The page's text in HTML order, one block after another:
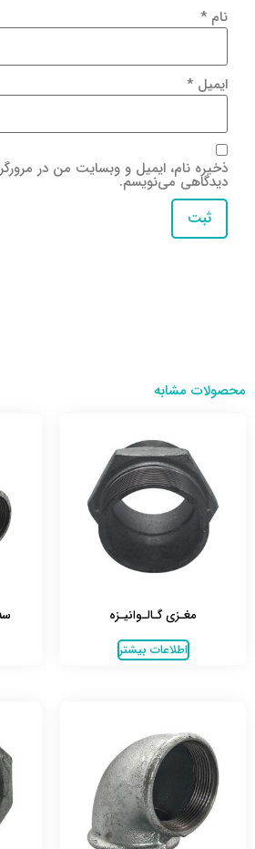
نام *
ایمیل *
ذخیره نام، ایمیل و وبسایت من در
دیدگاهی می‌نویسم.
محصولات مشابه
مغـزی گـالـوانیـزه
اطلاعات بیشتر